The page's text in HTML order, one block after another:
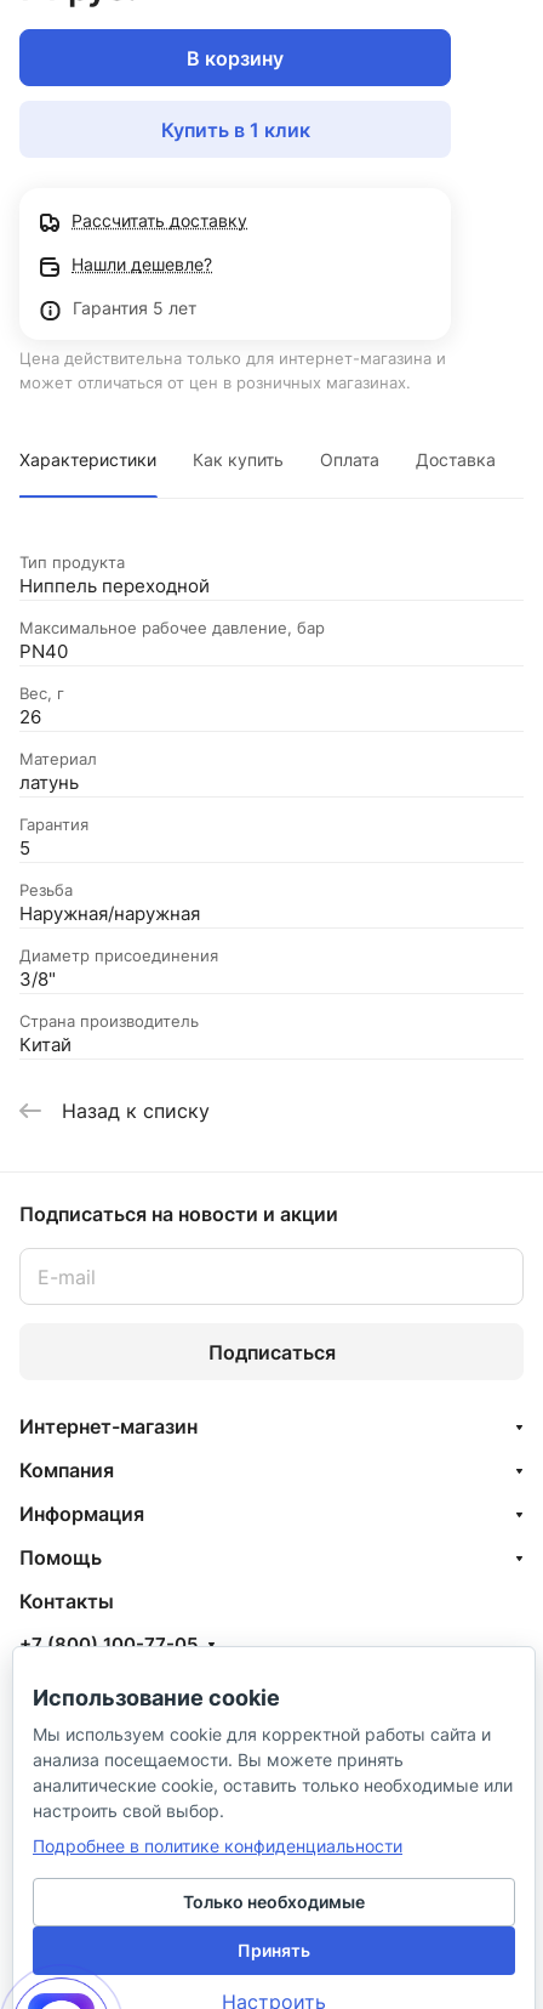
В корзину
Купить в 1 клик
Рассчитать доставку
Нашли дешевле?
Гарантия 5 лет
Цена действительна только для интернет-магазина и
может отличаться от цен в розничных магазинах.
Характеристики Как купить Оплата Доставка
Тип продукта
Ниппель переходной
Максимальное рабочее давление, бар
PN40
Вес, г
26
Материал
латунь
Гарантия
5
Резьба
Наружная/наружная
Диаметр присоединения
3/8"
Страна производитель
Китай
Назад к списку
Подписаться на новости и акции
Подписаться
Интернет-магазин
Компания
Информация
Помощь
Контакты
+7 (800) 100-77-05
info@aquatehnik.com
г. Краснодар (Центр),
ул. Чкалова, 167
© 2026 ИП Сибирцев И. В.
Политика в отношении песональных
Использование cookie
Мы используем cookie для корректной работы сайта и
анализа посещаемости. Вы можете принять
аналитические cookie, оставить только необходимые или
настроить свой выбор.
Подробнее в политике конфиденциальности
Только необходимые
Принять
Настроить